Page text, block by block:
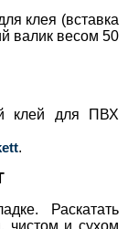
клея (вставка
валик весом 50
клей для ПВХ
.
Раскатать
чистом и сухом